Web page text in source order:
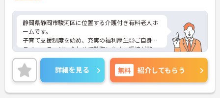
静岡県静岡市駿河区に位置する介護付き有料老人ホ
ームです。
子育て支援制度を始め、充実の福利厚生◎ご自身の
ライフステージに合わせて勤務しやすい環境が整っ
ているため、長く安心して勤務して頂けます♪
また、残業少なめなので出勤日でもプライベートの
時間を確保して頂けます！
ご興味をお持ちの方には詳細の情報や面接のポイン
トをお伝えしますのでお気軽にお問い合わせくださ
詳細を見る 無料 紹介してもらう